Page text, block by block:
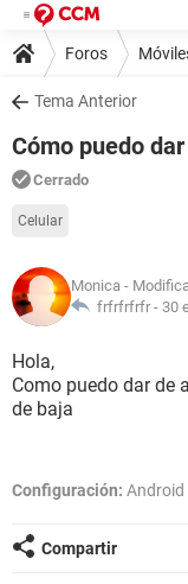
Foros
Tema Anterior
Cómo puedo
Cerrado
Celular
Monica -
frfrfrfrfr - 30
Hola,
Como puedo dar de
de baja
Configuración: Android
Compartir